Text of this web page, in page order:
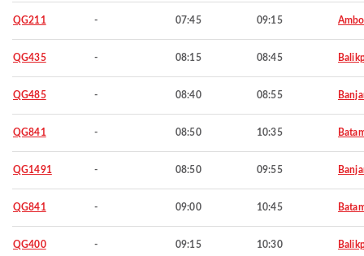
QG211 - 07:45 09:15
QG435 - 08:15 08:45
QG485 - 08:40 08:55
QG841 - 08:50 10:35
QG1491 - 08:50 09:55
QG841 - 09:00 10:45
QG400 - 09:15 10:30